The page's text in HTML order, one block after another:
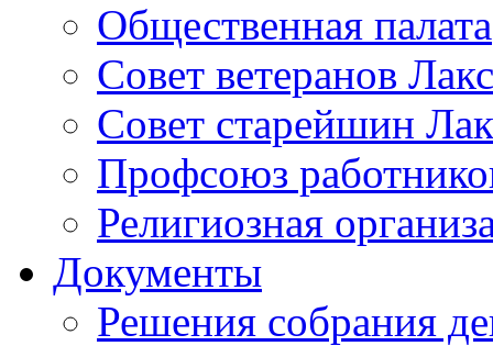
Общественная палата
Совет ветеранов
Совет старейшин
Профсоюз
Религиозная
Документы
Решения собрания